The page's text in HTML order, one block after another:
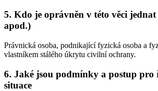
5. Kdo je oprávněn v této věci
apod.)
Právnická osoba, podnikající fyzická osoba a
vlastníkem stálého úkrytu civilní ochrany.
6. Jaké jsou podmínky a postup pro
situace